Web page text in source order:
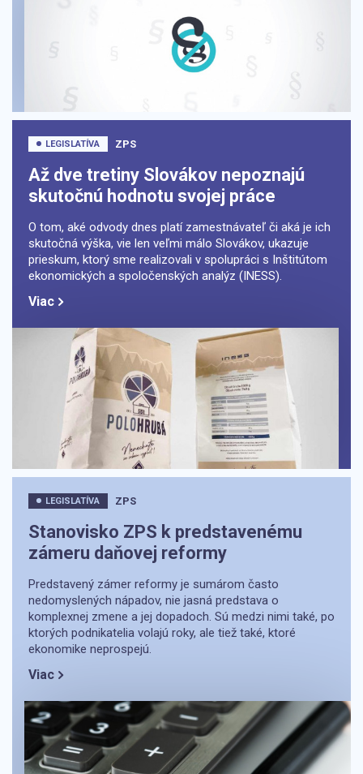
LEGISLATÍVA ZPS
Až dve tretiny Slovákov nepoznajú
skutočnú hodnotu svojej práce
O tom, aké odvody dnes platí zamestnávateľ či aká je ich
skutočná výška, vie len veľmi málo Slovákov, ukazuje
prieskum, ktorý sme realizovali v spolupráci s Inštitútom
ekonomických a spoločenských analýz (INESS).
Viac
LEGISLATÍVA ZPS
Stanovisko ZPS k predstavenému
zámeru daňovej reformy
Predstavený zámer reformy je sumárom často
nedomyslených nápadov, nie jasná predstava o
komplexnej zmene a jej dopadoch. Sú medzi nimi také, po
ktorých podnikatelia volajú roky, ale tiež také, ktoré
ekonomike neprospejú.
Viac